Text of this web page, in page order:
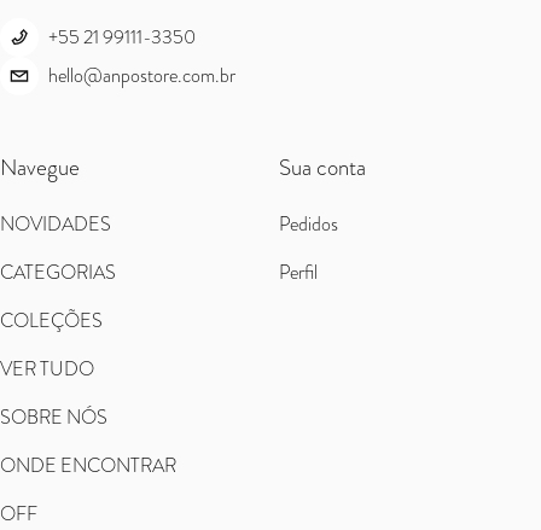
+55 21 99111-3350
hello@anpostore.com.br
Navegue
NOVIDADES
CATEGORIAS
COLEÇÕES
VER TUDO
SOBRE NÓS
ONDE ENCONTRAR
OFF
Sua conta
Pedidos
Perfil